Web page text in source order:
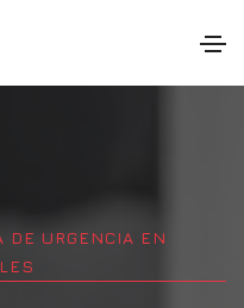
URGENCIA EN